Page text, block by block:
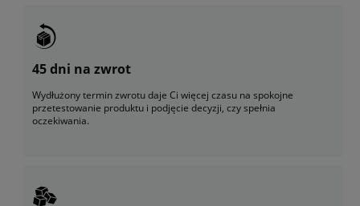
45 dni na zwrot
Wydłużony termin zwrotu daje Ci więcej czasu na spokojne
przetestowanie produktu i podjęcie decyzji, czy spełnia
oczekiwania.